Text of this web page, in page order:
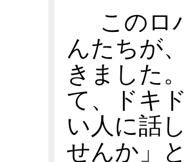
このロ
んたちが
きました
て、ドキ
い人に話
せんか」